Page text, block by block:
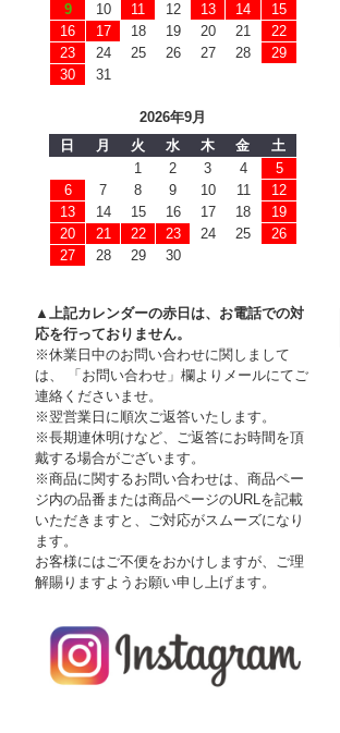
9
10 11 12 13 14
15
16
17 18 19 20 21
22
23
24 25 26 27 28
29
30
31
2026年9月
日
月 火 水 木 金
土
1
2 3 4
5
6
7 8 9 10 11
12
13
14 15 16 17 18
19
20
21 22 23 24 25
26
27
28 29 30
▲上記カレンダーの赤日は、お電話での対
応を行っておりません。
※休業日中のお問い合わせに関しまして
は、 「お問い合わせ」欄よりメールにてご
連絡くださいませ。
※翌営業日に順次ご返答いたします。
※長期連休明けなど、ご返答にお時間を頂
戴する場合がございます。
※商品に関するお問い合わせは、商品ペー
ジ内の品番または商品ページのURLを記載
いただきますと、ご対応がスムーズになり
ます。
お客様にはご不便をおかけしますが、ご理
解賜りますようお願い申し上げます。